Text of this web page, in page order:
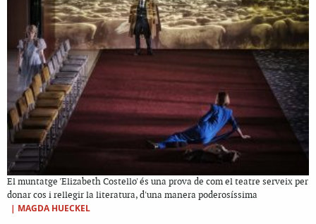
El muntatge 'Elizabeth Costello' és una prova de com el teatre serveix per
donar cos i rellegir la literatura, d'una manera poderosíssima
| MAGDA HUECKEL